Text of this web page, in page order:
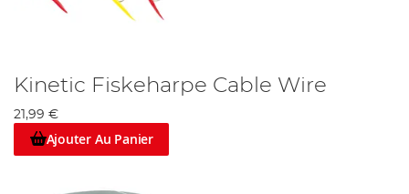
Kinetic Fiskeharpe Cable Wire
21,99 €
Ajouter Au Panier